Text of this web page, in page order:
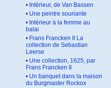
• Intérieur, de Van Bassen
• Une peintre souriante
• Intérieur à la femme au
balai
• Frans Francken II La
collection de Sebastian
Leerse
• Une collection, 1625, par
Frans Francken II
• Un banquet dans la maison
du Burgmaster Rockox